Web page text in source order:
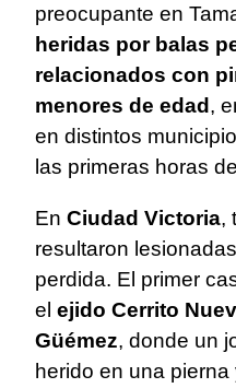
preocupante en
heridas por balas
relacionados con
menores de edad,
en distintos
las primeras horas
En Ciudad Victoria,
resultaron
perdida. El primer
el ejido Cerrito
Güémez, donde un
herido en una